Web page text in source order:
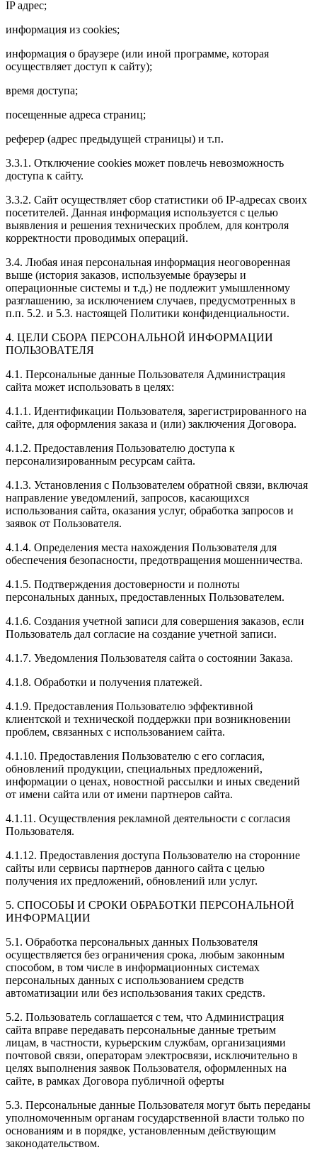
IP адрес;
информация из cookies;
информация о браузере (или иной программе, которая
осуществляет доступ к сайту);
время доступа;
посещенные адреса страниц;
реферер (адрес предыдущей страницы) и т.п.
3.3.1. Отключение cookies может повлечь невозможность
доступа к сайту.
3.3.2. Сайт осуществляет сбор статистики об IP-адресах своих
посетителей. Данная информация используется с целью
выявления и решения технических проблем, для контроля
корректности проводимых операций.
3.4. Любая иная персональная информация неоговоренная
выше (история заказов, используемые браузеры и
операционные системы и т.д.) не подлежит умышленному
разглашению, за исключением случаев, предусмотренных в
п.п. 5.2. и 5.3. настоящей Политики конфиденциальности.
4. ЦЕЛИ СБОРА ПЕРСОНАЛЬНОЙ ИНФОРМАЦИИ
ПОЛЬЗОВАТЕЛЯ
4.1. Персональные данные Пользователя Администрация
сайта может использовать в целях:
4.1.1. Идентификации Пользователя, зарегистрированного на
сайте, для оформления заказа и (или) заключения Договора.
4.1.2. Предоставления Пользователю доступа к
персонализированным ресурсам сайта.
4.1.3. Установления с Пользователем обратной связи, включая
направление уведомлений, запросов, касающихся
использования сайта, оказания услуг, обработка запросов и
заявок от Пользователя.
4.1.4. Определения места нахождения Пользователя для
обеспечения безопасности, предотвращения мошенничества.
4.1.5. Подтверждения достоверности и полноты
персональных данных, предоставленных Пользователем.
4.1.6. Создания учетной записи для совершения заказов, если
Пользователь дал согласие на создание учетной записи.
4.1.7. Уведомления Пользователя сайта о состоянии Заказа.
4.1.8. Обработки и получения платежей.
4.1.9. Предоставления Пользователю эффективной
клиентской и технической поддержки при возникновении
проблем, связанных с использованием сайта.
4.1.10. Предоставления Пользователю с его согласия,
обновлений продукции, специальных предложений,
информации о ценах, новостной рассылки и иных сведений
от имени сайта или от имени партнеров сайта.
4.1.11. Осуществления рекламной деятельности с согласия
Пользователя.
4.1.12. Предоставления доступа Пользователю на сторонние
сайты или сервисы партнеров данного сайта с целью
получения их предложений, обновлений или услуг.
5. СПОСОБЫ И СРОКИ ОБРАБОТКИ ПЕРСОНАЛЬНОЙ
ИНФОРМАЦИИ
5.1. Обработка персональных данных Пользователя
осуществляется без ограничения срока, любым законным
способом, в том числе в информационных системах
персональных данных с использованием средств
автоматизации или без использования таких средств.
5.2. Пользователь соглашается с тем, что Администрация
сайта вправе передавать персональные данные третьим
лицам, в частности, курьерским службам, организациями
почтовой связи, операторам электросвязи, исключительно в
целях выполнения заявок Пользователя, оформленных на
сайте, в рамках Договора публичной оферты
5.3. Персональные данные Пользователя могут быть переданы
уполномоченным органам государственной власти только по
основаниям и в порядке, установленным действующим
законодательством.